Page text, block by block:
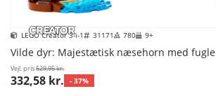
LEGO Creator 3-i-1 31171 780 9+
Vilde dyr: Majestætisk næsehorn med fugle
Vejl. pris529,95 kr.
332,58 kr. - 37%